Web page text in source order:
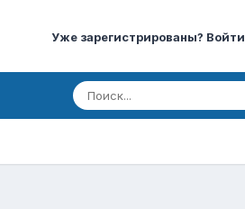
Уже зарегистрированы? Войти